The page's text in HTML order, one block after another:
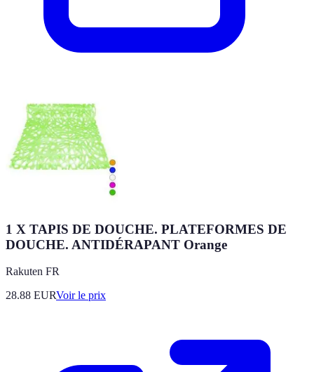
1 X TAPIS DE DOUCHE. PLATEFORMES DE
DOUCHE. ANTIDÉRAPANT Orange
Rakuten FR
28.88 EURVoir le prix